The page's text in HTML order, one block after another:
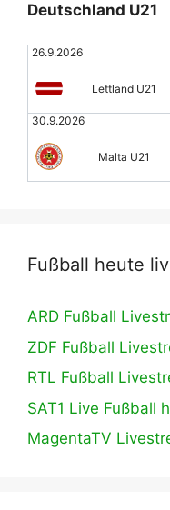
Deutschland U21
26.9.2026
Lettland U21
30.9.2026
Malta U21
Fußball heute
ARD Fußball
ZDF Fußball
RTL Fußball
SAT1 Live Fußball
MagentaTV